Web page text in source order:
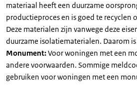
materiaal heeft een duurzame
productieproces en is goed te recyclen
Deze materialen zijn vanwege deze
duurzame isolatiematerialen. Daarom
Monument:Voor woningen met een
andere voorwaarden. Sommige
gebruiken voor woningen met een